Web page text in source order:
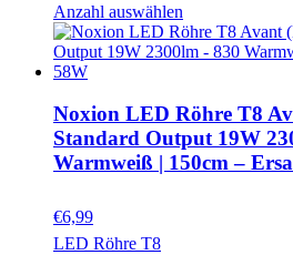
Anzahl auswählen
Noxion LED Röhre T8
Standard Output 19W
Warmweiß | 150cm –
€6,99
LED Röhre T8